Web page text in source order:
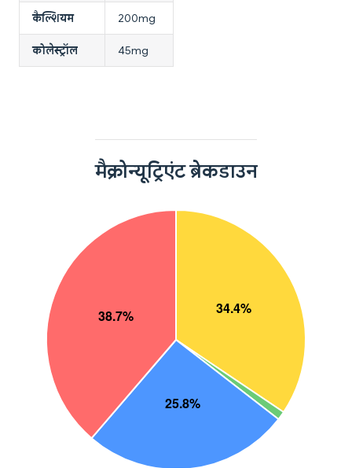
कैल्शियम 200mg
कोलेस्ट्रॉल 45mg
मैक्रोन्यूट्रिएंट ब्रेकडाउन